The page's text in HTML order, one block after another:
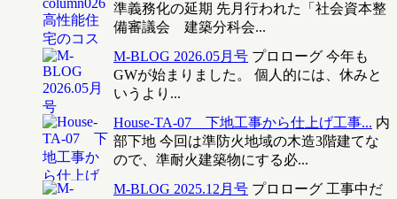
準義務化の延期 先月行われた「社会資本整
備審議会 建築分科会...
M-BLOG 2026.05月号 プロローグ 今年も
GWが始まりました。 個人的には、休みと
いうより...
House-TA-07 下地工事から仕上げ工事... 内
部下地 今回は準防火地域の木造3階建てな
ので、準耐火建築物にする必...
M-BLOG 2025.12月号 プロローグ 工事中だ